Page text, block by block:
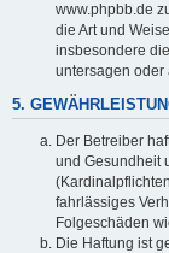
www.phpbb.de
die Art und
insbesondere
untersagen oder
5.
Der Betreiber
und Gesundheit
fahrlässiges
Folgeschäden
Die Haftung ist